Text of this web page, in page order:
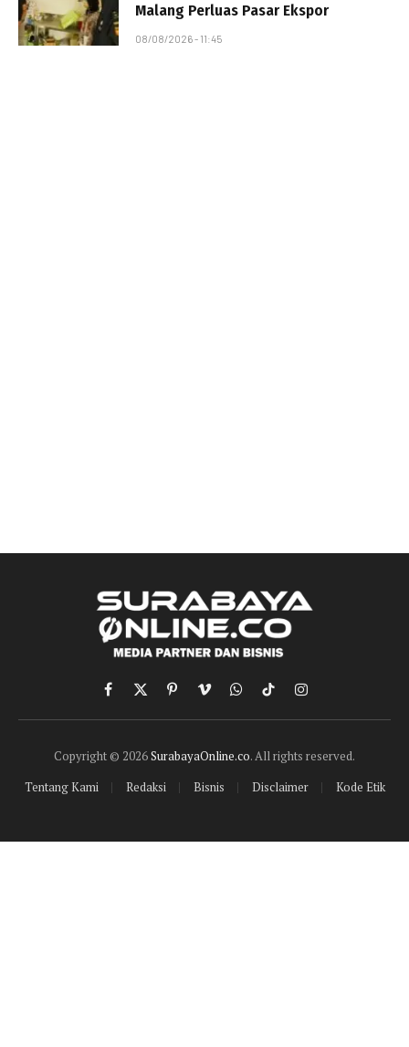
Malang Perluas Pasar Ekspor
08/08/2026 - 11:45
Facebook
X
(Twitter)
PinterestVimeoWhatsApp
TikTokInstagram
Copyright © 2026SurabayaOnline.co. All rights reserved.
Tentang Kami
Redaksi Bisnis Disclaimer Kode Etik